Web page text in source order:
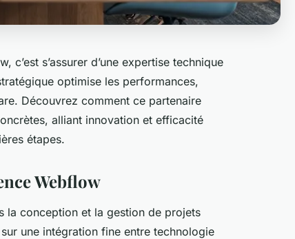
s’assurer d’une expertise technique
optimise les performances,
Découvrez comment ce partenaire
alliant innovation et efficacité
étapes.
Webflow
la conception et la gestion de projets
une intégration fine entre technologie